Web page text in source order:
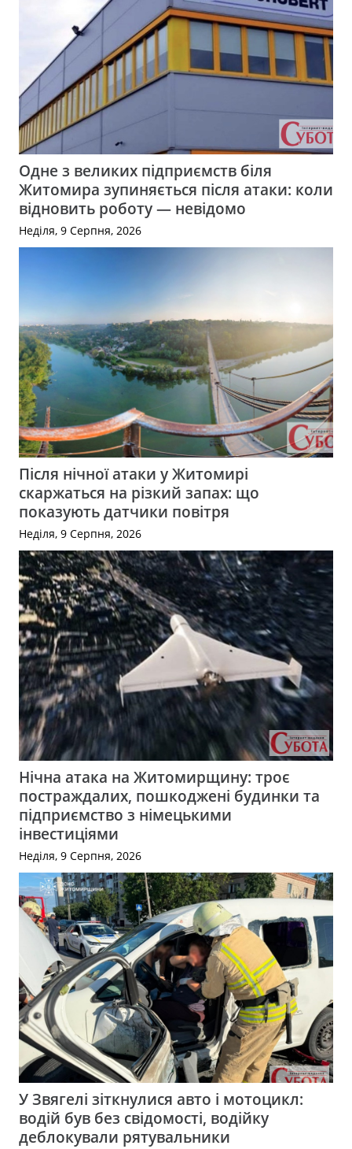
Одне з великих підприємств біля
Житомира зупиняється після атаки: коли
відновить роботу — невідомо
Неділя, 9 Серпня, 2026
Після нічної атаки у Житомирі
скаржаться на різкий запах: що
показують датчики повітря
Неділя, 9 Серпня, 2026
Нічна атака на Житомирщину: троє
постраждалих, пошкоджені будинки та
підприємство з німецькими
інвестиціями
Неділя, 9 Серпня, 2026
У Звягелі зіткнулися авто і мотоцикл:
водій був без свідомості, водійку
деблокували рятувальники